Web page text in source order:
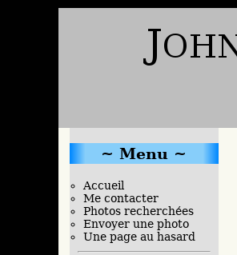
Menu
Accueil
Me contacter
Photos recherchées
Envoyer une photo
Une page au hasard